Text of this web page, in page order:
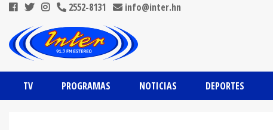
2552-8131 info@inter.hn
TV PROGRAMAS NOTICIAS DEPORTES